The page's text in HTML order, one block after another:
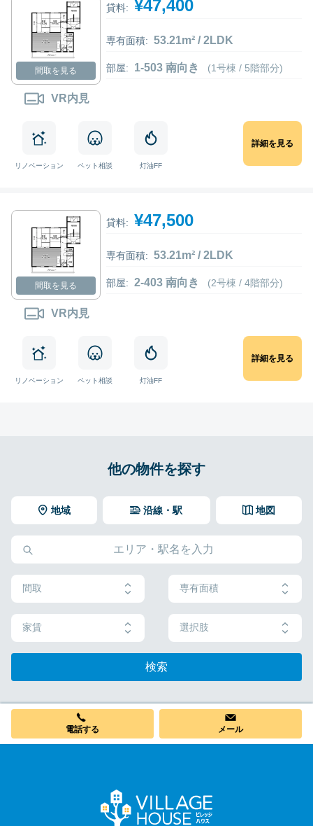
間取を見る
VR内見
貸料: ¥47,400
専有面積: 53.21m² / 2LDK
部屋: 1-503 南向き (1号棟 / 5階部分)
リノベーション ペット相談 灯油FF
詳細を見る
間取を見る
VR内見
貸料: ¥47,500
専有面積: 53.21m² / 2LDK
部屋: 2-403 南向き (2号棟 / 4階部分)
リノベーション ペット相談 灯油FF
詳細を見る
他の物件を探す
地域 地図
沿線・駅
間取 専有面積
家賃 選択肢
検索
電話する メール